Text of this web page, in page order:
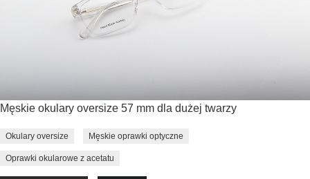
Męskie okulary oversize 57 mm dla dużej twarzy
Okulary oversize Męskie oprawki optyczne
Oprawki okularowe z acetatu